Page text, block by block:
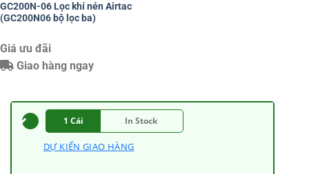
GC200N-06 Lọc khí nén Airtac
(GC200N06 bộ lọc ba)
Giá ưu đãi
Giao hàng ngay
1 Cái In Stock
DỰ KIẾN GIAO HÀNG